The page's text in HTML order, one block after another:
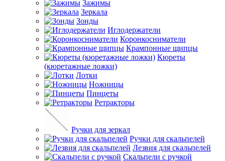
Зажимы
Зеркала
Зонды
Иглодержатели
Коронкосниматели
Крампонные щипцы
Кюреты
(кюретажные ложки)
Лотки
Ножницы
Пинцеты
Ретракторы
Ручки для зеркал
Ручки для скальпелей
Лезвия для скальпелей
Скальпели с ручкой